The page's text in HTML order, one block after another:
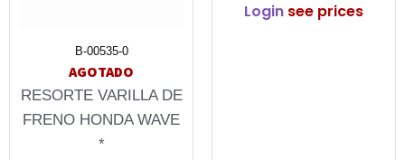
B-00535-0
AGOTADO
RESORTE VARILLA DE
FRENO HONDA WAVE
*
Login see prices